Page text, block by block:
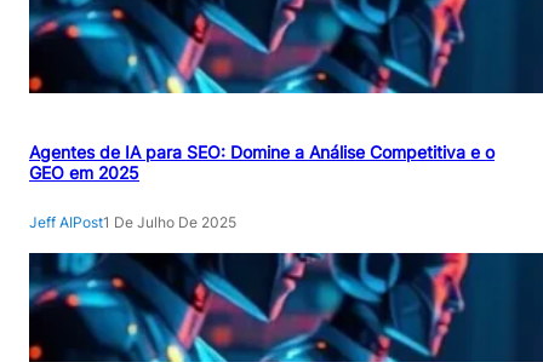
Agentes de IA para SEO: Domine a Análise Competitiva e o
GEO em 2025
Jeff AIPost1 De Julho De 2025